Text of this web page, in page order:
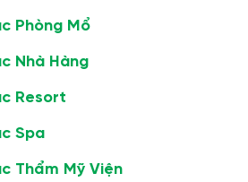
Phòng Mổ
Nhà Hàng
Resort
Spa
Thẩm Mỹ Viện